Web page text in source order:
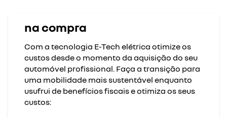
na compra
Com a tecnologia E-Tech elétrica otimize os
custos desde o momento da aquisição do seu
automóvel profissional. Faça a transição para
uma mobilidade mais sustentável enquanto
usufrui de benefícios fiscais e otimiza os seus
custos: